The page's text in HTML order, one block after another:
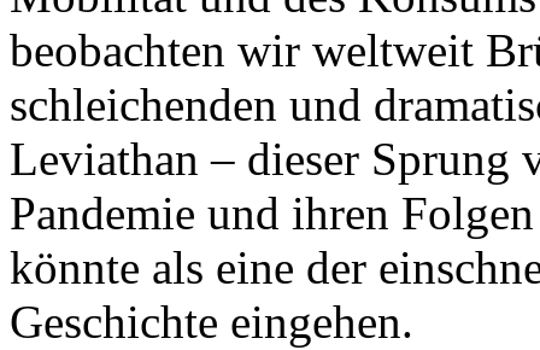
beobachten wir weltweit
schleichenden und
Leviathan – dieser Sprung
Pandemie und ihren
könnte als eine der
Geschichte eingehen.